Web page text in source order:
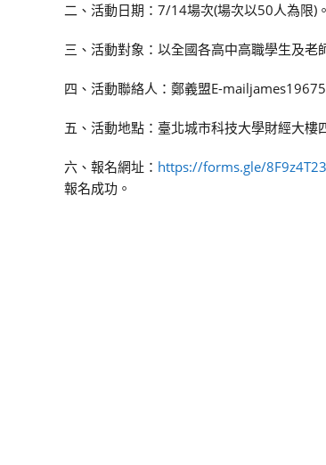
二、活動日期：7/14場次(場次以50人為限)。
三、活動對象：以全國各高中高職學生及老
四、活動聯絡人：鄭義盟E-
五、活動地點：臺北城市科技大學財經大樓
六、報名網址： https://forms.gle/
報名成功。